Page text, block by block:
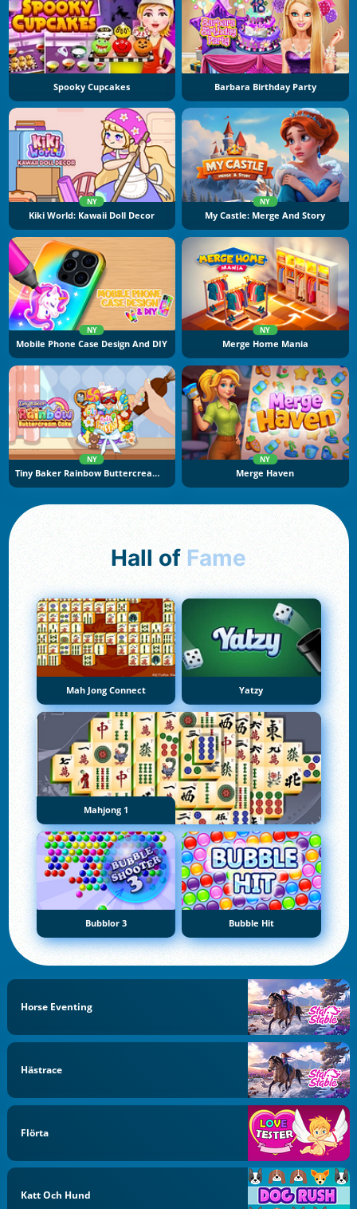
Spooky Cupcakes Barbara Birthday Party
NY
Kiki World: Kawaii Doll Decor
NY
My Castle: Merge And Story
NY
Mobile Phone Case Design And DIY
NY
Merge Home Mania
NY
Tiny Baker Rainbow Buttercream Cake
NY
Merge Haven
Hall of Fame
Mah Jong Connect Yatzy
Mahjong 1
Bubblor 3 Bubble Hit
Horse Eventing
Hästrace
Flörta
Katt Och Hund